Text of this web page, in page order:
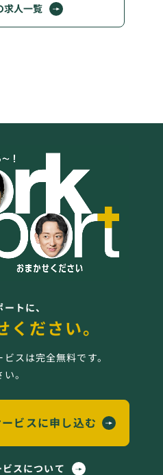
求人一覧
トに、
ください。
スは完全無料です。
。
ビスに申し込む
スについて